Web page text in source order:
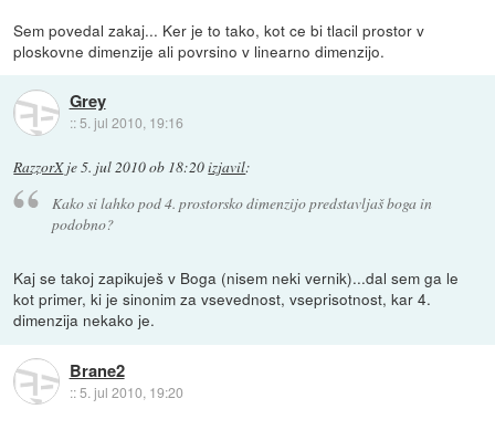
Sem povedal zakaj... Ker je to tako, kot ce bi tlacil prostor v
ploskovne dimenzije ali povrsino v linearno dimenzijo.
Grey
:: 5. jul 2010, 19:16
RazzorXje5. jul 2010 ob 18:20izjavil:
Kako si lahko pod 4. prostorsko dimenzijo predstavljaš boga in
podobno?
Kaj se takoj zapikuješ v Boga (nisem neki vernik)...dal sem ga le
kot primer, ki je sinonim za vsevednost, vseprisotnost, kar 4.
dimenzija nekako je.
Brane2
::5. jul 2010, 19:20